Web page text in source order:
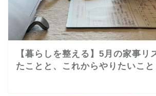
【暮らしを整える】5月の家事リ
たことと、これからやりたいこと